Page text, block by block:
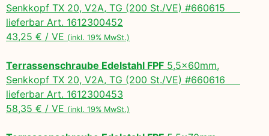
Senkkopf TX 20, V2A, TG (200 St./VE) #660615
lieferbar Art. 1612300452
43,25 € / VE (inkl. 19% MwSt.)
Terrassenschraube Edelstahl FPF 5,5x60mm,
Senkkopf TX 20, V2A, TG (200 St./VE) #660616
lieferbar Art. 1612300453
58,35 € / VE (inkl. 19% MwSt.)